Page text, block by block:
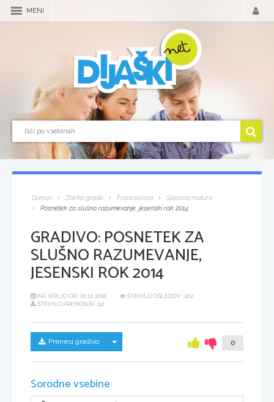
MENI
Domov Zbirka gradiv Francoščina
Splošna matura
Posnetek za slušno razumevanje, jesenski rok 2014
GRADIVO:POSNETEK ZA
SLUŠNO RAZUMEVANJE,
JESENSKI ROK 2014
NA VOLJO OD: 21.12.2018
ŠTEVILO OGLEDOV: 202
ŠTEVILO PRENOSOV: 92
Prenesi gradivo Skrij/prikaži meni 0
Sorodne vsebine